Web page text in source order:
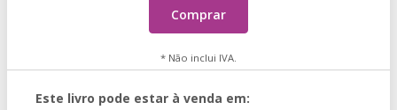
Comprar
* Não inclui IVA.
Este livro pode estar à venda em: